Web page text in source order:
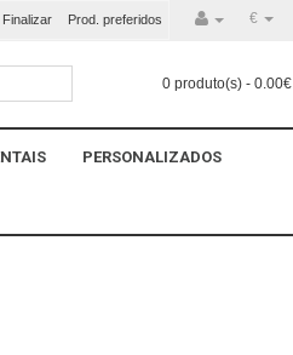
Finalizar Prod. preferidos €
0 produto(s) - 0.00€
PERSONALIZADOS